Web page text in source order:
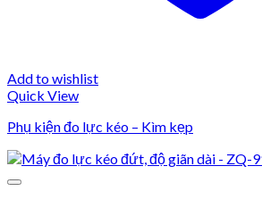
Add to wishlist
Quick View
Phụ kiện đo lực kéo – Kìm kẹp